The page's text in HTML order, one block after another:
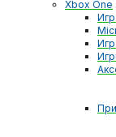
Xbox One